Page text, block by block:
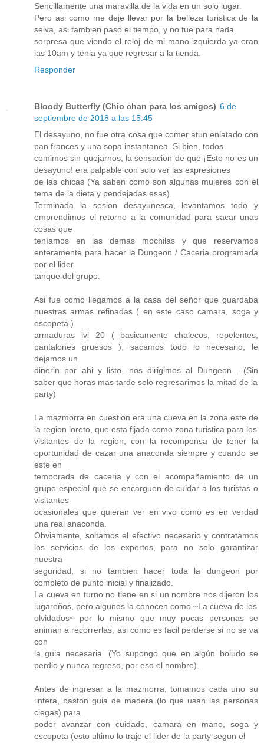
Sencillamente una maravilla de la vida en un solo lugar.
Pero asi como me deje llevar por la belleza turistica de la
selva, asi tambien paso el tiempo, y no fue para nada
sorpresa que viendo el reloj de mi mano izquierda ya eran
las 10am y tenia ya que regresar a la tienda.
Responder
Bloody Butterfly (Chio chan para los amigos) 6 de
septiembre de 2018 a las 15:45
El desayuno, no fue otra cosa que comer atun enlatado con
pan frances y una sopa instantanea. Si bien, todos
comimos sin quejarnos, la sensacion de que ¡Esto no es un
desayuno! era palpable con solo ver las expresiones
de las chicas (Ya saben como son algunas mujeres con el
tema de la dieta y pendejadas esas).
Terminada la sesion desayunesca, levantamos todo y
emprendimos el retorno a la comunidad para sacar unas
cosas que
teníamos en las demas mochilas y que reservamos
enteramente para hacer la Dungeon / Caceria programada
por el lider
tanque del grupo.
Asi fue como llegamos a la casa del señor que guardaba
nuestras armas refinadas ( en este caso camara, soga y
escopeta )
armaduras lvl 20 ( basicamente chalecos, repelentes,
pantalones gruesos ), sacamos todo lo necesario, le
dejamos un
dinerin por ahi y listo, nos dirigimos al Dungeon... (Sin
saber que horas mas tarde solo regresarimos la mitad de la
party)
La mazmorra en cuestion era una cueva en la zona este de
la region loreto, que esta fijada como zona turistica para los
visitantes de la region, con la recompensa de tener la
oportunidad de cazar una anaconda siempre y cuando se
este en
temporada de caceria y con el acompañamiento de un
grupo especial que se encarguen de cuidar a los turistas o
visitantes
ocasionales que quieran ver en vivo como es en verdad
una real anaconda.
Obviamente, soltamos el efectivo necesario y contratamos
los servicios de los expertos, para no solo garantizar
nuestra
seguridad, si no tambien hacer toda la dungeon por
completo de punto inicial y finalizado.
La cueva en turno no tiene en si un nombre nos dijeron los
lugareños, pero algunos la conocen como ~La cueva de los
olvidados~ por lo mismo que muy pocas personas se
animan a recorrerlas, asi como es facil perderse si no se va
con
la guia necesaria. (Yo supongo que en algún boludo se
perdio y nunca regreso, por eso el nombre).
Antes de ingresar a la mazmorra, tomamos cada uno su
lintera, baston guia de madera (lo que usan las personas
ciegas) para
poder avanzar con cuidado, camara en mano, soga y
escopeta (esto ultimo lo traje el lider de la party segun el